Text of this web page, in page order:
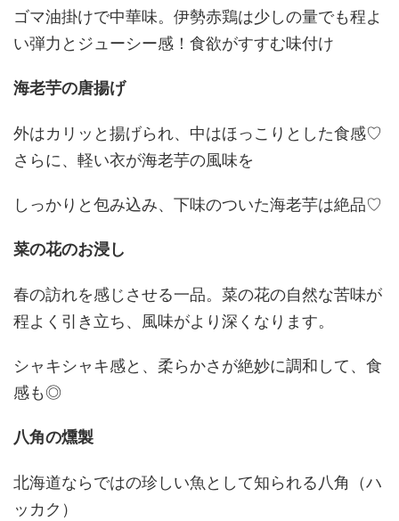
ゴマ油掛けで中華味。伊勢赤鶏は少しの量でも程よ
い弾力とジューシー感！食欲がすすむ味付け
海老芋の唐揚げ
外はカリッと揚げられ、中はほっこりとした食感♡
さらに、軽い衣が海老芋の風味を
しっかりと包み込み、下味のついた海老芋は絶品♡
菜の花のお浸し
春の訪れを感じさせる一品。菜の花の自然な苦味が
程よく引き立ち、風味がより深くなります。
シャキシャキ感と、柔らかさが絶妙に調和して、食
感も◎
八角の燻製
北海道ならではの珍しい魚として知られる八角（ハ
ッカク）